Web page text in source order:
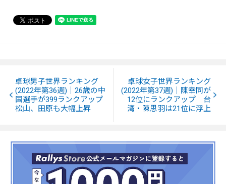
卓球男子世界ランキング
(2022年第36週)｜26歳の中
国選手が399ランクアップ
松山、田原も大幅上昇
卓球女子世界ランキング
(2022年第37週)｜陳幸同が
12位にランクアップ 台
湾・陳思羽は21位に浮上